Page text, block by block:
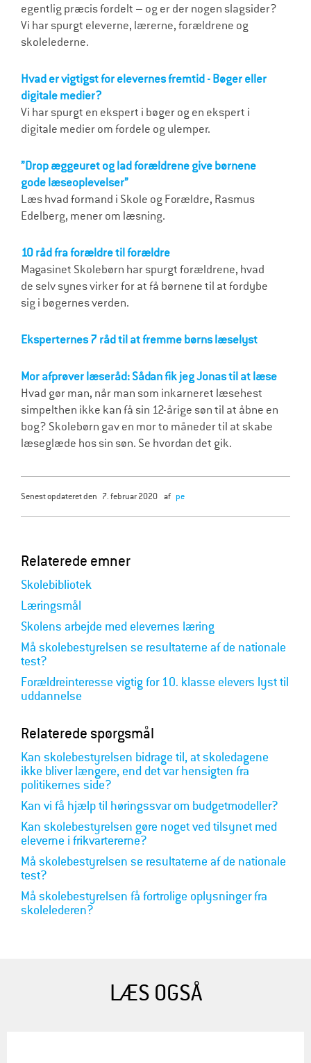
egentlig præcis fordelt – og er der nogen slagsider?
Vi har spurgt eleverne, lærerne, forældrene og
skolelederne.
Hvad er vigtigst for elevernes fremtid - Bøger eller
digitale medier?
Vi har spurgt en ekspert i bøger og en ekspert i
digitale medier om fordele og ulemper.
”Drop æggeuret og lad forældrene give børnene
gode læseoplevelser”
Læs hvad formand i Skole og Forældre, Rasmus
Edelberg, mener om læsning.
10 råd fra forældre til forældre
Magasinet Skolebørn har spurgt forældrene, hvad
de selv synes virker for at få børnene til at fordybe
sig i bøgernes verden.
Eksperternes 7 råd til at fremme børns læselyst
Mor afprøver læseråd: Sådan fik jeg Jonas til at læse
Hvad gør man, når man som inkarneret læsehest
simpelthen ikke kan få sin 12-årige søn til at åbne en
bog? Skolebørn gav en mor to måneder til at skabe
læseglæde hos sin søn. Se hvordan det gik.
senest opdateret den 7. februar 2020 af pe
Relaterede emner
Skolebibliotek
Læringsmål
Skolens arbejde med elevernes læring
Må skolebestyrelsen se resultaterne af de nationale
test?
Forældreinteresse vigtig for 10. klasse elevers lyst til
uddannelse
Relaterede spørgsmål
Kan skolebestyrelsen bidrage til, at skoledagene
ikke bliver længere, end det var hensigten fra
politikernes side?
Kan vi få hjælp til høringssvar om budgetmodeller?
Kan skolebestyrelsen gøre noget ved tilsynet med
eleverne i frikvartererne?
Må skolebestyrelsen se resultaterne af de nationale
test?
Må skolebestyrelsen få fortrolige oplysninger fra
skolelederen?
LÆS OGSÅ